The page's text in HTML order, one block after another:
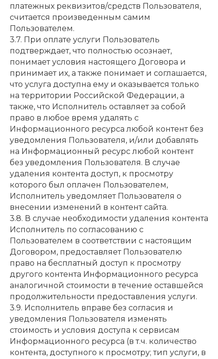
платежных реквизитов/средств Пользователя,
считается произведенным самим
Пользователем.
3.7. При оплате услуги Пользователь
подтверждает, что полностью осознает,
понимает условия настоящего Договора и
принимает их, а также понимает и соглашается,
что услуга доступна ему и оказывается только
на территории Российской Федерации, а
также, что Исполнитель оставляет за собой
право в любое время удалять с
Информационного ресурса любой контент без
уведомления Пользователя, и/или добавлять
на Информационный ресурс любой контент
без уведомления Пользователя. В случае
удаления контента доступ, к просмотру
которого был оплачен Пользователем,
Исполнитель уведомляет Пользователя о
внесении изменений в контент сайта.
3.8. В случае необходимости удаления контента
Исполнитель по согласованию с
Пользователем в соответствии с настоящим
Договором, предоставляет Пользователю
право на бесплатный доступ к просмотру
другого контента Информационного ресурса
аналогичной стоимости в течение оставшейся
продолжительности предоставления услуги.
3.9. Исполнитель вправе без согласия и
уведомления Пользователя изменять
стоимость и условия доступа к сервисам
Информационного ресурса (в т.ч. количество
контента, доступного к просмотру; тип услуги, в